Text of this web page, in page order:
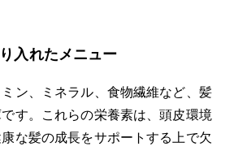
入れたメニュー
ン、ミネラル、食物繊維など、髪
す。これらの栄養素は、頭皮環境
な髪の成長をサポートする上で欠